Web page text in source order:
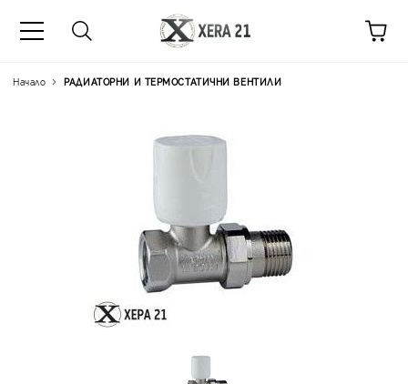
Начало РАДИАТОРНИ И ТЕРМОСТАТИЧНИ ВЕНТИЛИ